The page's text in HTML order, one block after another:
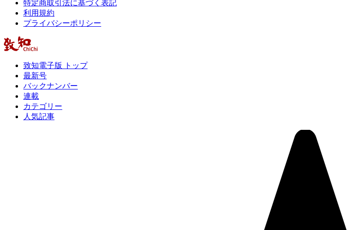
特定商取引法に基づく表記
利用規約
プライバシーポリシー
致知電子版 トップ
最新号
バックナンバー
連載
カテゴリー
人気記事